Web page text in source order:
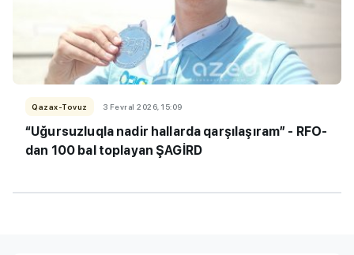
Qazax-Tovuz 3 Fevral 2026, 15:09
“Uğursuzluqla nadir hallarda qarşılaşıram” - RFO-
dan 100 bal toplayan ŞAGİRD